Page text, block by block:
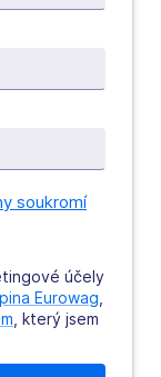
soukromí
účely
Eurowag
, který jsem